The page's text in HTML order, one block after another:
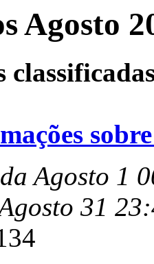
Agosto
Agosto 1
31